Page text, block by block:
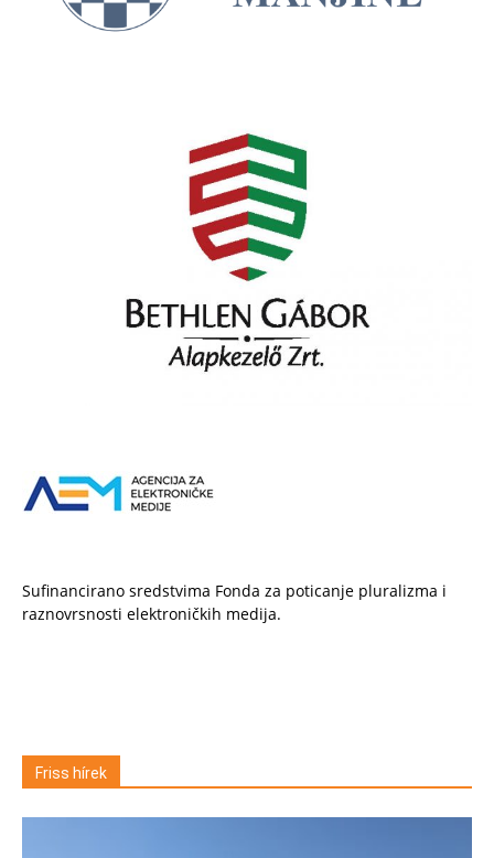
Sufinancirano sredstvima Fonda za poticanje pluralizma i
raznovrsnosti elektroničkih medija.
Friss hírek